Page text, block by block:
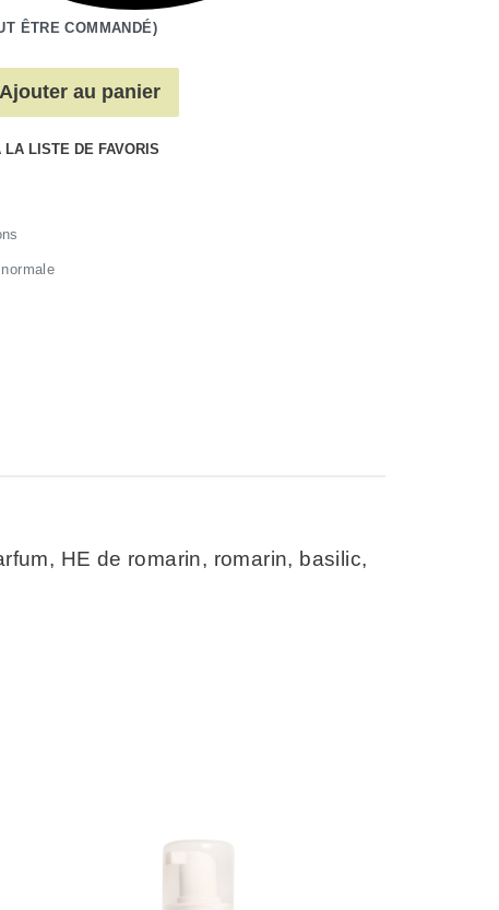
ÊTRE COMMANDÉ)
Ajouter au panier
LA LISTE DE FAVORIS
HE de romarin, romarin, basilic,